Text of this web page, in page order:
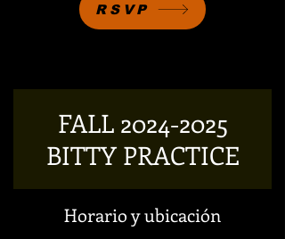
RSVP
FALL 2024-2025
BITTY PRACTICE
Horario y ubicación